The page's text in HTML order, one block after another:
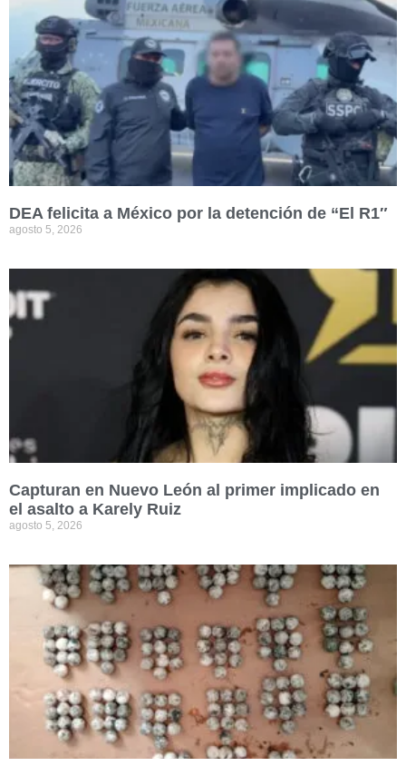
DEA felicita a México por la detención de “El R1″
agosto 5, 2026
Capturan en Nuevo León al primer implicado en
el asalto a Karely Ruiz
agosto 5, 2026